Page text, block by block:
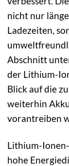
nicht nur
Ladezeiten,
Abschnitt
der Lithium-
Blick auf die
weiterhin
vorantreiben
Lithium-
hohe